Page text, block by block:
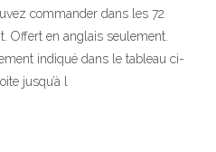
commander dans les 72
Offert en anglais seulement.
indiqué dans le tableau ci-
jusqu’à l